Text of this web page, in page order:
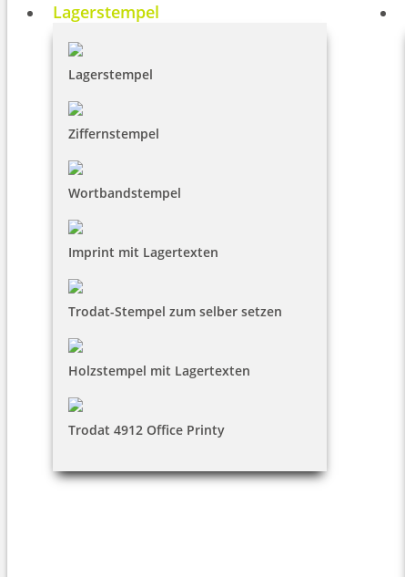
Lagerstempel
Lagerstempel
Ziffernstempel
Wortbandstempel
Imprint mit Lagertexten
Trodat-Stempel zum selber setzen
Holzstempel mit Lagertexten
Trodat 4912 Office Printy